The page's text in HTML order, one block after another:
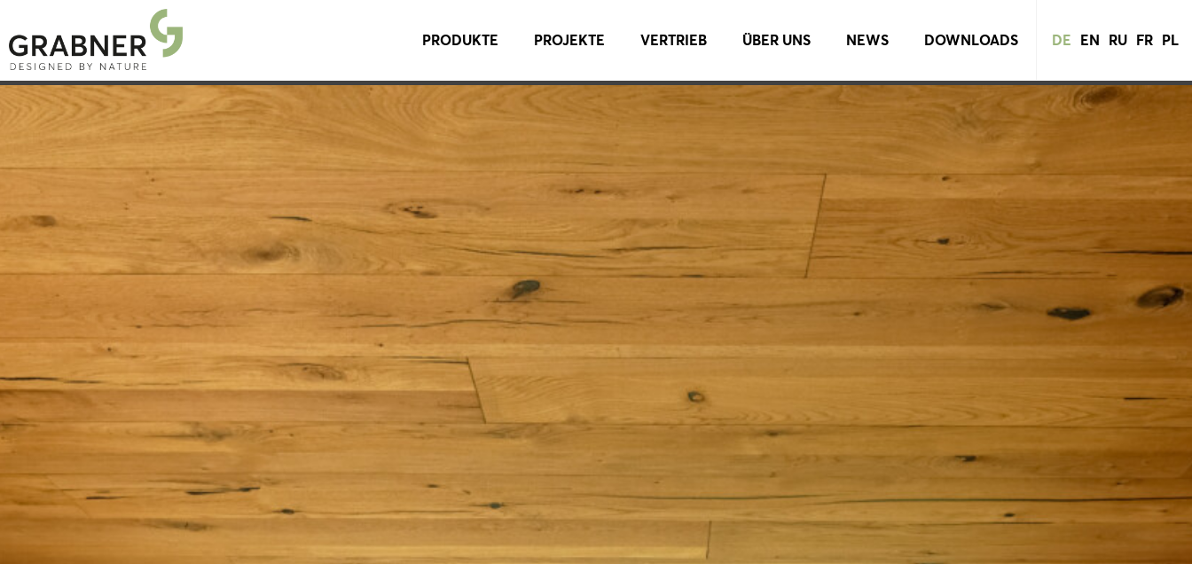
DE EN RU FR PL
PRODUKTE PROJEKTE VERTRIEB ÜBER UNS NEWS DOWNLOADS